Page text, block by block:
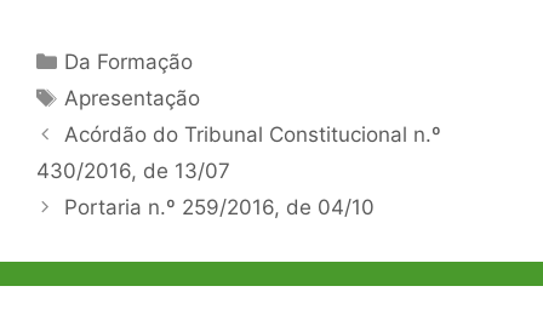
Categorias
Da Formação
Etiquetas
Apresentação
Navegação
de
Acórdão do Tribunal Constitucional n.º
430/2016, de 13/07
Portaria n.º 259/2016, de 04/10